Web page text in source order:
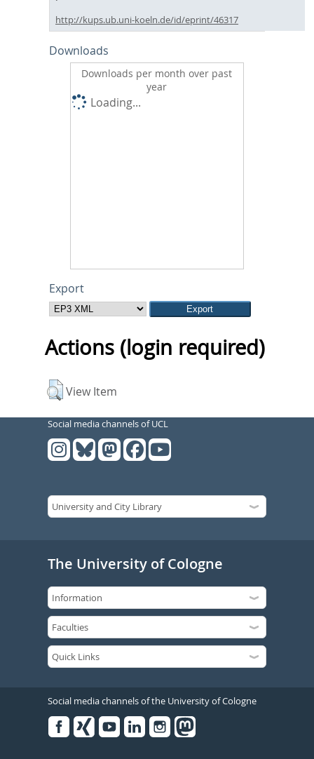
http://kups.ub.uni-koeln.de/id/eprint/46317
Downloads
Downloads per month over past
year
Loading...
Export
Actions (login required)
View Item
Social media channels of UCL
The University of Cologne
Social media channels of the University of Cologne